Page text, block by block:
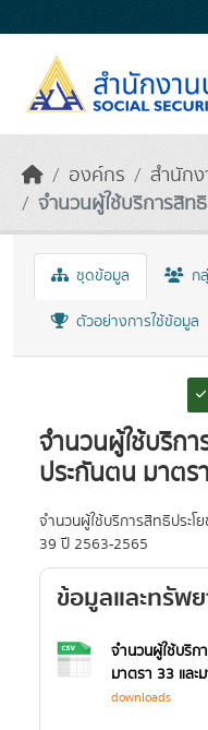
องค์กร
สำนัก
จำนวนผู้ใช้บริการสิทธิ
ชุดข้อมูล ก
ตัวอย่างการใช้ข้อมูล
จำนวนผู้ใช้บริก
ประกันตน มาตร
จำนวนผู้ใช้บริการสิทธิประโ
39 ปี 2563-2565
ข้อมูลและทรัพ
จำนวนผู้ใช้บริก
มาตรา 33 แล
downloads